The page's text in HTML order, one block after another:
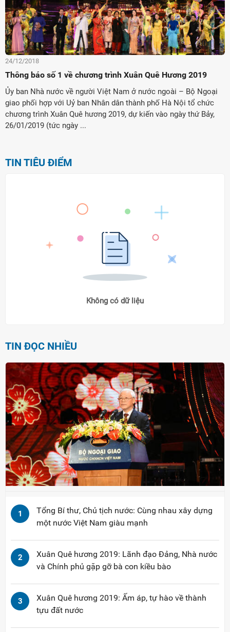
24/12/2018
Thông báo số 1 về chương trình Xuân Quê Hương 2019
Ủy ban Nhà nước về người Việt Nam ở nước ngoài – Bộ Ngoại
giao phối hợp với Uỷ ban Nhân dân thành phố Hà Nội tổ chức
chương trình Xuân Quê hương 2019, dự kiến vào ngày thứ Bảy,
26/01/2019 (tức ngày ...
TIN TIÊU ĐIỂM
Không có dữ liệu
TIN ĐỌC NHIỀU
1
Tổng Bí thư, Chủ tịch nước: Cùng nhau xây dựng
một nước Việt Nam giàu mạnh
2
Xuân Quê hương 2019: Lãnh đạo Đảng, Nhà nước
và Chính phủ gặp gỡ bà con kiều bào
3
Xuân Quê hương 2019: Ấm áp, tự hào về thành
tựu đất nước